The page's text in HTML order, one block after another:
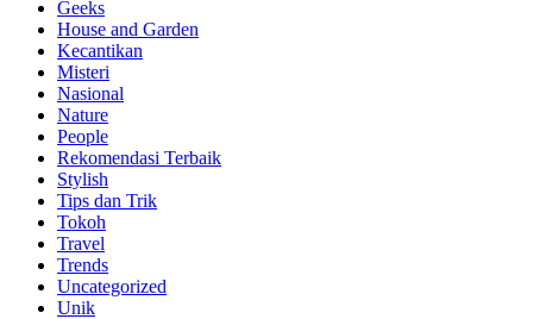
Geeks
House and Garden
Kecantikan
Misteri
Nasional
Nature
People
Rekomendasi Terbaik
Stylish
Tips dan Trik
Tokoh
Travel
Trends
Uncategorized
Unik